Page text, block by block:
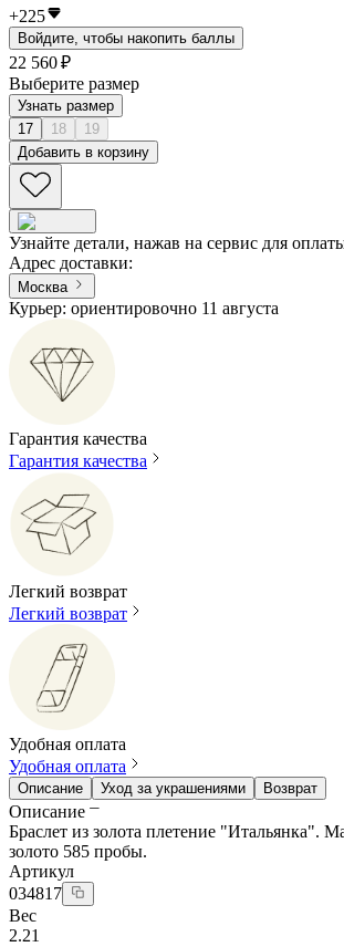
+225
Войдите, чтобы накопить баллы
22 560 ₽
Выберите размер
Узнать размер
17
18
19
Добавить в корзину
Узнайте детали, нажав на сервис для
Адрес доставки:
Москва
Курьер: ориентировочно 11 августа
Гарантия качества
Гарантия качества
Легкий возврат
Легкий возврат
Удобная оплата
Удобная оплата
Описание Уход за украшениями Возврат
Описание
Браслет из золота плетение "Итальянка".
золото 585 пробы.
Артикул
034817
Вес
2.21